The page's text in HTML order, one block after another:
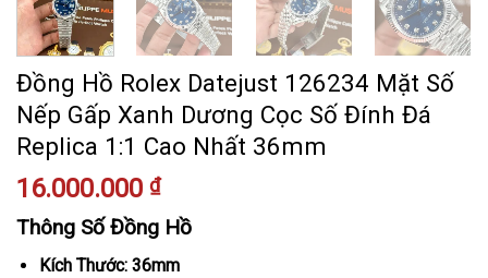
Đồng Hồ Rolex Datejust 126234 Mặt Số
Nếp Gấp Xanh Dương Cọc Số Đính Đá
Replica 1:1 Cao Nhất 36mm
16.000.000 ₫
Thông Số Đồng Hồ
Kích Thước: 36mm